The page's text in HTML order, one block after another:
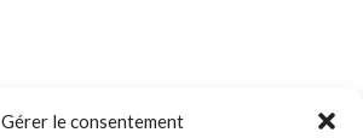
Gérer le consentement